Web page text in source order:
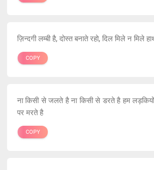
ज़िन्दगी लम्बी है, दोस्त बनाते रहो, दिल मिले न मिले
COPY
ना किसी से जलते है ना किसी से डरते है हम
पर मरते है
COPY